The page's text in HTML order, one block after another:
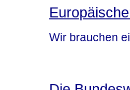
Wir brauchen